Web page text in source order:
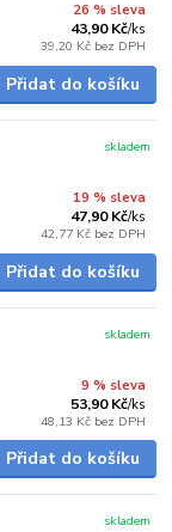
26 % sleva
43,90 Kč/ks
39,20 Kč bez DPH
Přidat do košíku
19 % sleva
47,90 Kč/ks
42,77 Kč bez DPH
skladem
Přidat do košíku
9 % sleva
53,90 Kč/ks
48,13 Kč bez DPH
skladem
Přidat do košíku
skladem